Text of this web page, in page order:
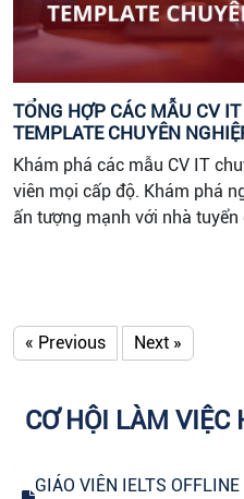
TỔNG HỢP CÁC MẪU CV
TEMPLATE CHUYÊN
Khám phá các mẫu CV IT
viên mọi cấp độ. Khám phá
ấn tượng mạnh với nhà tuyển
« Previous Next »
CƠ HỘI LÀM VIỆC
GIÁO VIÊN IELTS